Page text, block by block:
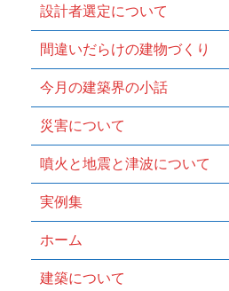
設計者選定について
間違いだらけの建物づくり
今月の建築界の小話
災害について
噴火と地震と津波について
実例集
ホーム
建築について